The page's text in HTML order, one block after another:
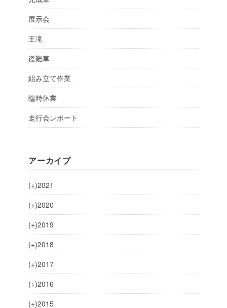
展示会
王滝
盗難車
組み立て作業
臨時休業
走行会レポート
アーカイブ
(+)2021
(+)2020
(+)2019
(+)2018
(+)2017
(+)2016
(+)2015